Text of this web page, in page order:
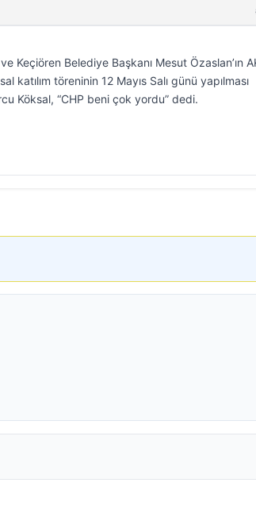
Keçiören Belediye Başkanı Mesut Özaslan’ın
töreninin 12 Mayıs Salı günü yapılması
Köksal, “CHP beni çok yordu” dedi.